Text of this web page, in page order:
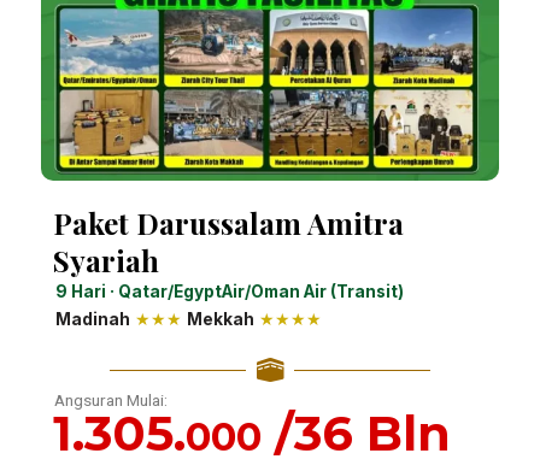
Paket Darussalam Amitra
Syariah
9 Hari · Qatar/EgyptAir/Oman Air (Transit)
Madinah ★★★ Mekkah ★★★★
Angsuran Mulai:
1.305.000 /36 Bln